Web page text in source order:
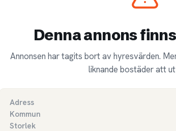
Denna annons
Annonsen har tagits bort av hyresvärden.
liknande bostäder att
Adress
Kommun
Storlek